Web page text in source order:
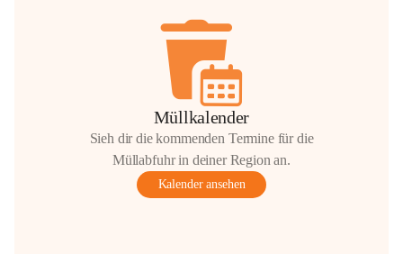
Müllkalender
Sieh dir die kommenden Termine für die
Müllabfuhr in deiner Region an.
Kalender ansehen